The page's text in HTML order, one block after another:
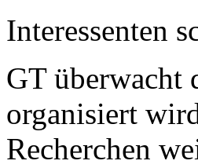
Interessenten
GT überwacht
organisiert
Recherchen